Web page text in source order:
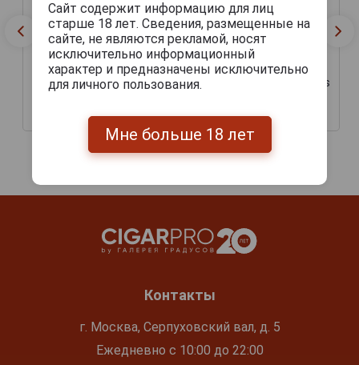
Сигары Davidoff Winston
Churchill Robusto
4 540 руб.
Сигары Davidoff Primeros
1 305 руб.
Контакты
г. Москва, Серпуховский вал, д. 5
Ежедневно с 10:00 до 22:00
Сайт содержит информацию для лиц
старше 18 лет. Сведения, размещенные на
сайте, не являются рекламой, носят
исключительно информационный
характер и предназначены исключительно
для личного пользования.
Мне больше 18 лет